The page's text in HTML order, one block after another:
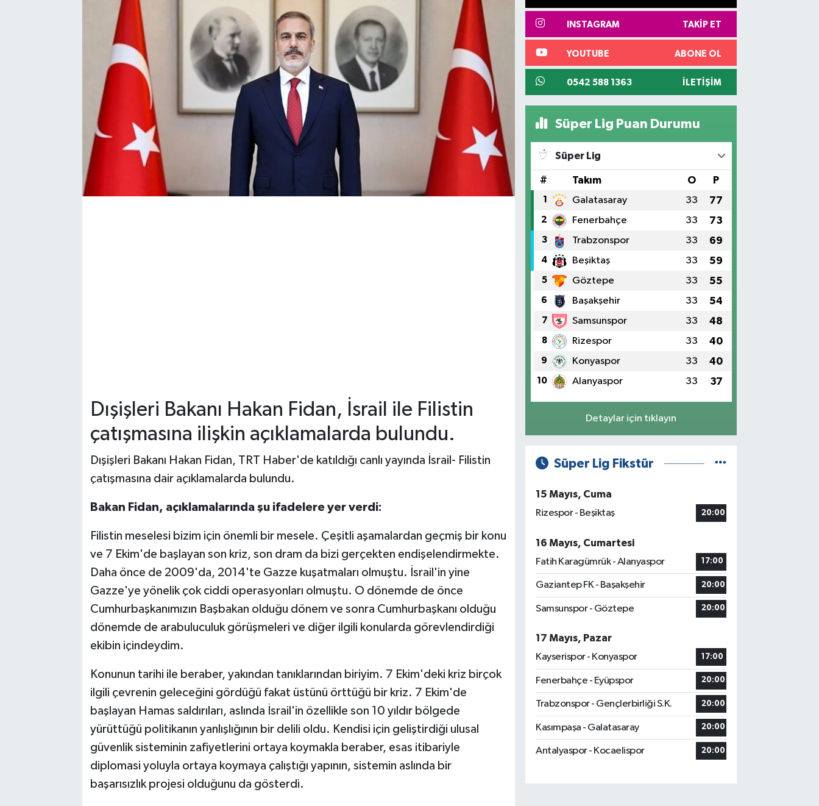
Dışişleri Bakanı Hakan Fidan, İsrail ile Filistin
çatışmasına ilişkin açıklamalarda bulundu.
Dışişleri Bakanı Hakan Fidan, TRT Haber'de katıldığı canlı yayında İsrail- Filistin
çatışmasına dair açıklamalarda bulundu.
Bakan Fidan, açıklamalarında şu ifadelere yer verdi:
Filistin meselesi bizim için önemli bir mesele. Çeşitli aşamalardan geçmiş bir konu
ve 7 Ekim'de başlayan son kriz, son dram da bizi gerçekten endişelendirmekte.
Daha önce de 2009'da, 2014'te Gazze kuşatmaları olmuştu. İsrail'in yine
Gazze'ye yönelik çok ciddi operasyonları olmuştu. O dönemde de önce
Cumhurbaşkanımızın Başbakan olduğu dönem ve sonra Cumhurbaşkanı olduğu
dönemde de arabuluculuk görüşmeleri ve diğer ilgili konularda görevlendirdiği
ekibin içindeydim.
Konunun tarihi ile beraber, yakından tanıklarından biriyim. 7 Ekim'deki kriz birçok
ilgili çevrenin geleceğini gördüğü fakat üstünü örttüğü bir kriz. 7 Ekim'de
başlayan Hamas saldırıları, aslında İsrail'in özellikle son 10 yıldır bölgede
yürüttüğü politikanın yanlışlığının bir delili oldu. Kendisi için geliştirdiği ulusal
güvenlik sisteminin zafiyetlerini ortaya koymakla beraber, esas itibariyle
diplomasi yoluyla ortaya koymaya çalıştığı yapının, sistemin aslında bir
başarısızlık projesi olduğunu da gösterdi.
INSTAGRAM TAKIP ET
YOUTUBE ABONE OL
0542 588 1363 İLETIŞIM
Süper Lig Puan Durumu
Süper Lig
# Takım O P
1 Galatasaray 33 77
2 Fenerbahçe 33 73
3 Trabzonspor 33 69
4 Beşiktaş 33 59
5 Göztepe 33 55
6 Başakşehir 33 54
7 Samsunspor 33 48
8 Rizespor 33 40
9 Konyaspor 33 40
10 Alanyaspor 33 37
Detaylar için tıklayın
Süper Lig Fikstür
15 Mayıs, Cuma
Rizespor - Beşiktaş
20:00
16 Mayıs, Cumartesi
Fatih Karagümrük - Alanyaspor
17:00
Gaziantep FK - Başakşehir 20:00
Samsunspor - Göztepe 20:00
17 Mayıs, Pazar
Kayserispor - Konyaspor
17:00
Fenerbahçe - Eyüpspor 20:00
Trabzonspor - Gençlerbirliği S.K. 20:00
Kasımpaşa - Galatasaray 20:00
Antalyaspor - Kocaelispor 20:00